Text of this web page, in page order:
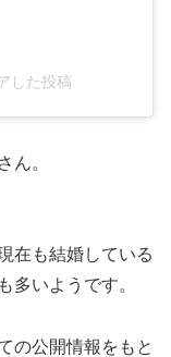
した投稿
ん。
在も結婚している
多いようです。
の公開情報をもと